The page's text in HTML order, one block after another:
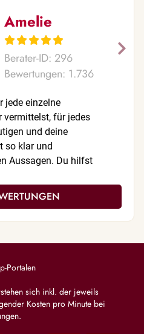
Amelie
Berater-ID: 296
Bewertungen: 1.736
jede einzelne
vermittelst, für jedes
und deine
so klar und
Aussagen. Du hilfst
bist da. Danke für
die ihresgleichen
wirklich
Portalen
sich inkl. der jeweils
Kosten pro Minute bei